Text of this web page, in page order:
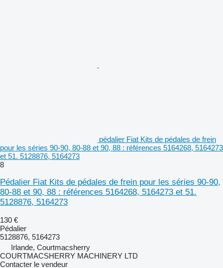
pédalier Fiat Kits de pédales de frein
pour les séries 90-90, 80-88 et 90, 88 : références 5164268, 5164273
et 51. 5128876, 5164273
8
Pédalier Fiat Kits de pédales de frein pour les séries 90-90,
80-88 et 90, 88 : références 5164268, 5164273 et 51.
5128876, 5164273
130 €
Pédalier
5128876, 5164273
Irlande, Courtmacsherry
COURTMACSHERRY MACHINERY LTD
Contacter le vendeur